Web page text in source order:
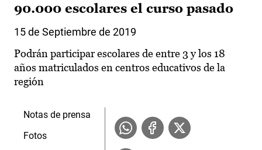
90.000 escolares el curso pasado
15 de Septiembre de 2019
Podrán participar escolares de entre 3 y los 18
años matriculados en centros educativos de la
región
Notas de prensa
Fotos